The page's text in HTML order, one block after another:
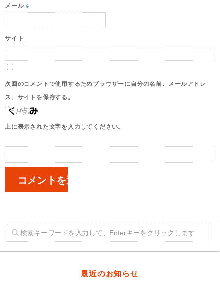
メール※
サイト
次回のコメントで使用するためブラウザーに自分の名前、メールアドレ
ス、サイトを保存する。
上に表示された文字を入力してください。
最近のお知らせ